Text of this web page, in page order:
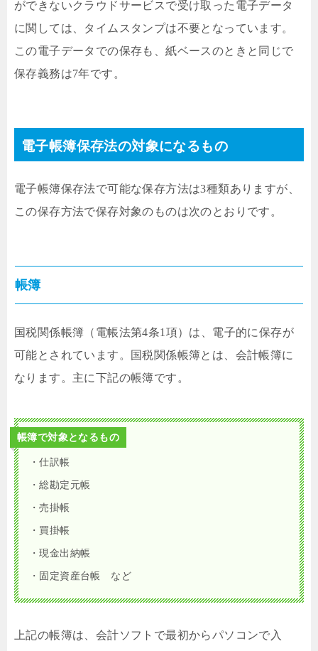
ができないクラウドサービスで受け取った電子データ
に関しては、タイムスタンプは不要となっています。
この電子データでの保存も、紙ベースのときと同じで
保存義務は7年です。
電子帳簿保存法の対象になるもの
電子帳簿保存法で可能な保存方法は3種類ありますが、
この保存方法で保存対象のものは次のとおりです。
帳簿
国税関係帳簿（電帳法第4条1項）は、電子的に保存が
可能とされています。国税関係帳簿とは、会計帳簿に
なります。主に下記の帳簿です。
帳簿で対象となるもの
・仕訳帳
・総勘定元帳
・売掛帳
・買掛帳
・現金出納帳
・固定資産台帳 など
上記の帳簿は、会計ソフトで最初からパソコンで入